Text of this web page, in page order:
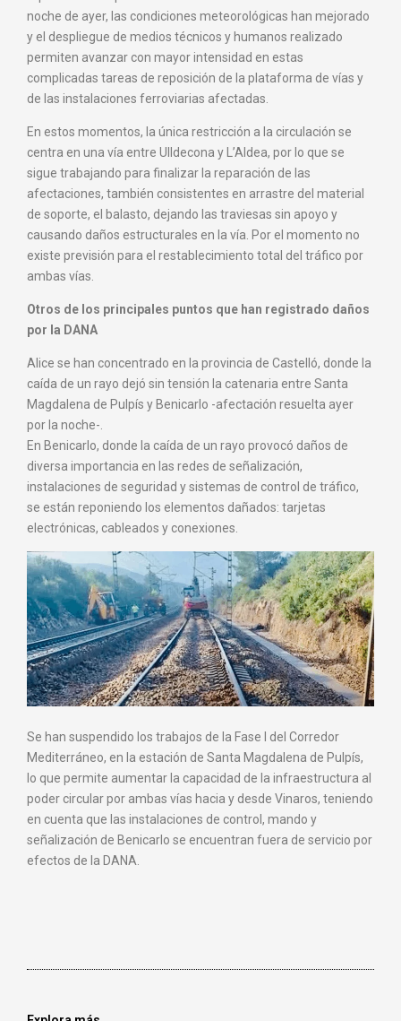
noche de ayer, las condiciones meteorológicas han mejorado
y el despliegue de medios técnicos y humanos realizado
permiten avanzar con mayor intensidad en estas
complicadas tareas de reposición de la plataforma de vías y
de las instalaciones ferroviarias afectadas.
En estos momentos, la única restricción a la circulación se
centra en una vía entre Ulldecona y L’Aldea, por lo que se
sigue trabajando para finalizar la reparación de las
afectaciones, también consistentes en arrastre del material
de soporte, el balasto, dejando las traviesas sin apoyo y
causando daños estructurales en la vía. Por el momento no
existe previsión para el restablecimiento total del tráfico por
ambas vías.
Otros de los principales puntos que han registrado daños
por la DANA
Alice se han concentrado en la provincia de Castelló, donde la
caída de un rayo dejó sin tensión la catenaria entre Santa
Magdalena de Pulpís y Benicarlo -afectación resuelta ayer
por la noche-.
En Benicarlo, donde la caída de un rayo provocó daños de
diversa importancia en las redes de señalización,
instalaciones de seguridad y sistemas de control de tráfico,
se están reponiendo los elementos dañados: tarjetas
electrónicas, cableados y conexiones.
Se han suspendido los trabajos de la Fase I del Corredor
Mediterráneo, en la estación de Santa Magdalena de Pulpís,
lo que permite aumentar la capacidad de la infraestructura al
poder circular por ambas vías hacia y desde Vinaros, teniendo
en cuenta que las instalaciones de control, mando y
señalización de Benicarlo se encuentran fuera de servicio por
efectos de la DANA.